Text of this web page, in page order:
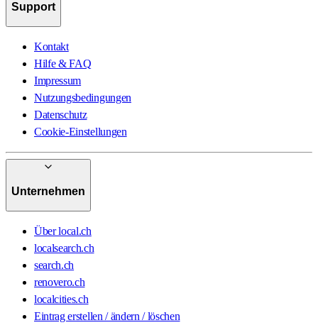
Support
Kontakt
Hilfe & FAQ
Impressum
Nutzungsbedingungen
Datenschutz
Cookie-Einstellungen
Unternehmen
Über local.ch
localsearch.ch
search.ch
renovero.ch
localcities.ch
Eintrag erstellen / ändern / löschen